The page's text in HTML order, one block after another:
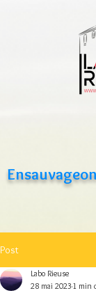
Post
Labo Rieuse
28 mai 2023 1 min